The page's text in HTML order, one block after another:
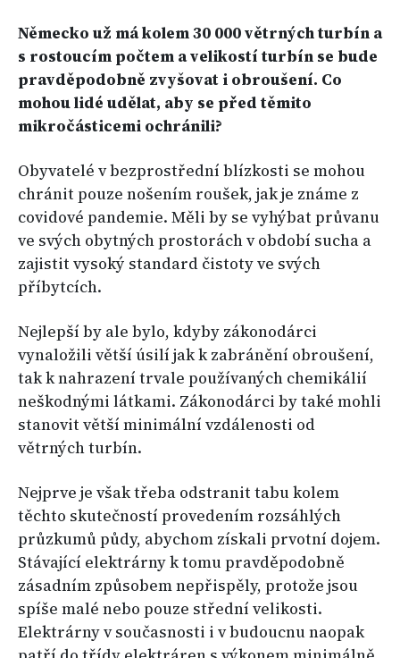
Německo už má kolem 30 000 větrných turbín a
s rostoucím počtem a velikostí turbín se bude
pravděpodobně zvyšovat i obroušení. Co
mohou lidé udělat, aby se před těmito
mikročásticemi ochránili?
Obyvatelé v bezprostřední blízkosti se mohou
chránit pouze nošením roušek, jak je známe z
covidové pandemie. Měli by se vyhýbat průvanu
ve svých obytných prostorách v období sucha a
zajistit vysoký standard čistoty ve svých
příbytcích.
Nejlepší by ale bylo, kdyby zákonodárci
vynaložili větší úsilí jak k zabránění obroušení,
tak k nahrazení trvale používaných chemikálií
neškodnými látkami. Zákonodárci by také mohli
stanovit větší minimální vzdálenosti od
větrných turbín.
Nejprve je však třeba odstranit tabu kolem
těchto skutečností provedením rozsáhlých
průzkumů půdy, abychom získali prvotní dojem.
Stávající elektrárny k tomu pravděpodobně
zásadním způsobem nepřispěly, protože jsou
spíše malé nebo pouze střední velikosti.
Elektrárny v současnosti i v budoucnu naopak